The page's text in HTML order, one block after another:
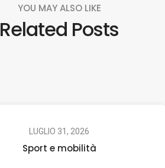
YOU MAY ALSO LIKE
Related Posts
LUGLIO 31, 2026
Sport e mobilità